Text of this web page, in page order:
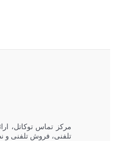
مرکز تماس توکاتل،
تلفنی، فروش تلفنی و